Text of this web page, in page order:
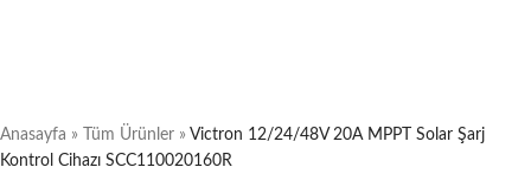
Anasayfa » Tüm Ürünler » Victron 12/24/48V 20A MPPT Solar Şarj
Kontrol Cihazı SCC110020160R